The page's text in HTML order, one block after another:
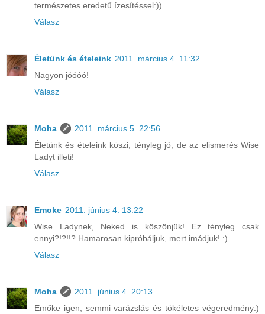
természetes eredetű ízesítéssel:))
Válasz
Életünk és ételeink 2011. március 4. 11:32
Nagyon jóóóó!
Válasz
Moha
2011. március 5. 22:56
Életünk és ételeink köszi, tényleg jó, de az elismerés Wise
Ladyt illeti!
Válasz
Emoke 2011. június 4. 13:22
Wise Ladynek, Neked is köszönjük! Ez tényleg csak
ennyi?!?!!? Hamarosan kipróbáljuk, mert imádjuk! :)
Válasz
Moha
2011. június 4. 20:13
Emőke igen, semmi varázslás és tökéletes végeredmény:)